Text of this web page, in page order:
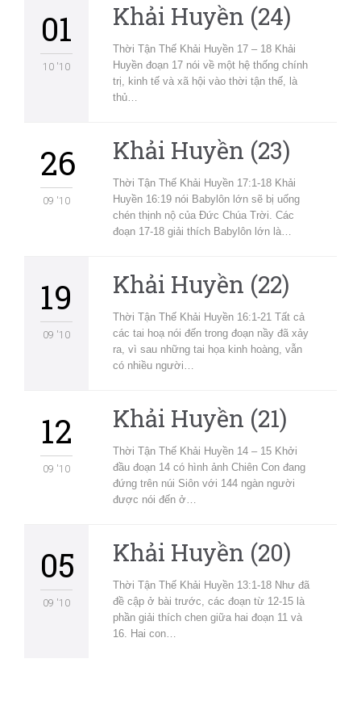
01
10 '10
Khải Huyền (24)
Thời Tận Thế Khải Huyền 17 – 18 Khải
Huyền đoạn 17 nói về một hệ thống chính
trị, kinh tế và xã hội vào thời tận thế, là
thủ…
26
09 '10
Khải Huyền (23)
Thời Tận Thế Khải Huyền 17:1-18 Khải
Huyền 16:19 nói Babylôn lớn sẽ bị uống
chén thịnh nộ của Đức Chúa Trời. Các
đoạn 17-18 giải thích Babylôn lớn là…
19
09 '10
Khải Huyền (22)
Thời Tận Thế Khải Huyền 16:1-21 Tất cả
các tai hoạ nói đến trong đoạn nầy đã xảy
ra, vì sau những tai họa kinh hoàng, vẫn
có nhiều người…
12
09 '10
Khải Huyền (21)
Thời Tận Thế Khải Huyền 14 – 15 Khởi
đầu đoạn 14 có hình ảnh Chiên Con đang
đứng trên núi Siôn với 144 ngàn người
được nói đến ở…
05
09 '10
Khải Huyền (20)
Thời Tận Thế Khải Huyền 13:1-18 Như đã
đề cập ở bài trước, các đoạn từ 12-15 là
phần giải thích chen giữa hai đoạn 11 và
16. Hai con…